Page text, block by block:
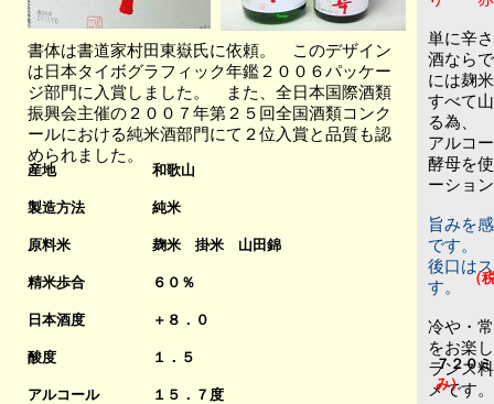
産地
製造方法
原料米
精米歩合
日本酒度
酸度
アルコール
和歌山
純米
麹米 掛米 山田錦
６０％
＋８．０
１．５
１５．７度
単に辛
酒なら
には麹
すべて
る為、
アルコ
酵母を
ーショ
旨みを
です。
後口は
す。
冷や・
をお楽
ランス
メです。
７２０
み）
（
書体は書道家村田東嶽氏に依頼。 このデザイン
は日本タイボグラフィック年鑑２００６パッケー
ジ部門に入賞しました。 また、全日本国際酒類
振興会主催の２００７年第２５回全国酒類コンク
ールにおける純米酒部門にて２位入賞と品質も認
められました。